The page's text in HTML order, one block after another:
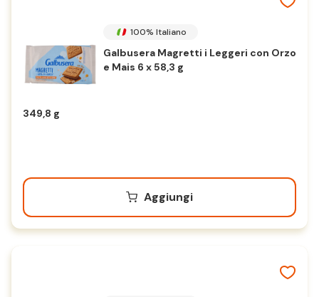
100% Italiano
Galbusera Magretti i Leggeri con Orzo
e Mais 6 x 58,3 g
349,8 g
Aggiungi